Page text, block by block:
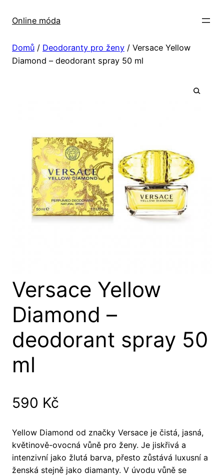
Online móda
Domů / Deodoranty pro ženy / Versace Yellow
Diamond – deodorant spray 50 ml
Versace Yellow
Diamond –
deodorant spray 50
ml
590 Kč
Yellow Diamond od značky Versace je čistá, jasná,
květinově-ovocná vůně pro ženy. Je jiskřivá a
intenzivní jako žlutá barva, přesto zůstává luxusní a
ženská stejně jako diamanty. V úvodu vůně se